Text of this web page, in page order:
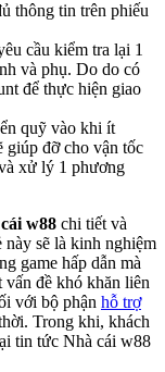
thông tin trên phiếu
cầu kiểm tra lại 1
và phụ. Do do có
để thực hiện giao
quỹ vào khi ít
giúp đỡ cho vận tốc
xử lý 1 phương
w88 chi tiết và
này sẽ là kinh nghiệm
game hấp dẫn mà
đề khó khăn liên
với bộ phận hỗ trợ
Trong khi, khách
tin tức Nhà cái w88